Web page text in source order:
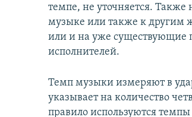
темпе, не уточняется. Также
музыке или также к другим
или и на уже существующие
исполнителей.
Темп музыки измеряют в
указывает на количество
правило используются